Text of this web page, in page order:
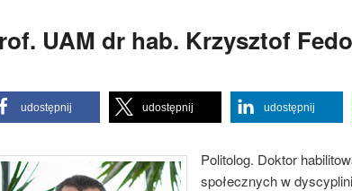
UAM dr hab. Krzysztof
udostępnij udostępnij udostępnij
Politolog. Doktor
społecznych w